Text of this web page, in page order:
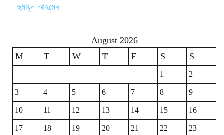
হুমায়ূন আহমেদ
August 2026
M
T W T F S S
1
2
3
4 5 6 7 8
9
10
11 12 13 14 15
16
17
18 19 20 21 22
23